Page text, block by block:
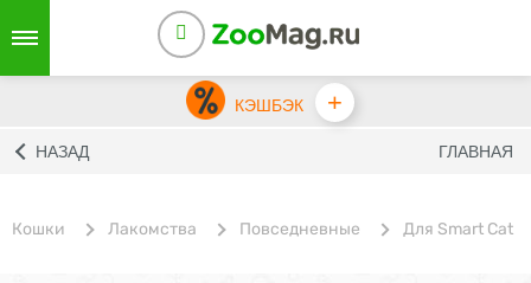
КЭШБЭК +
НАЗАД ГЛАВНАЯ
Кошки Лакомства Повседневные Для Smart Cat